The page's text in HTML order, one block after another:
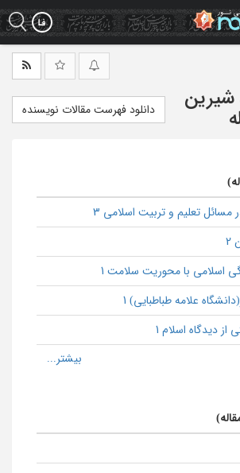
شیرین
دانلود فهرست مقالات نویسنده
تعلیم و تربیت اسلامی 3
اسلامی با محوریت سلامت 1
علامه طباطبایی) 1
از دیدگاه اسلام 1